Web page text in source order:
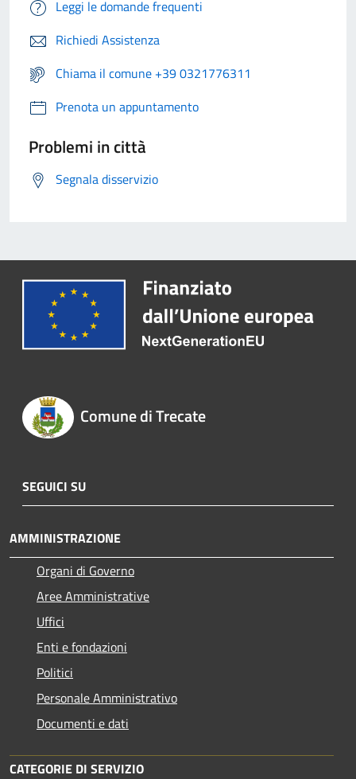
Leggi le domande frequenti
Richiedi Assistenza
Chiama il comune +39 0321776311
Prenota un appuntamento
Problemi in città
Segnala disservizio
Comune di Trecate
SEGUICI SU
AMMINISTRAZIONE
Organi di Governo
Aree Amministrative
Uffici
Enti e fondazioni
Politici
Personale Amministrativo
Documenti e dati
CATEGORIE DI SERVIZIO